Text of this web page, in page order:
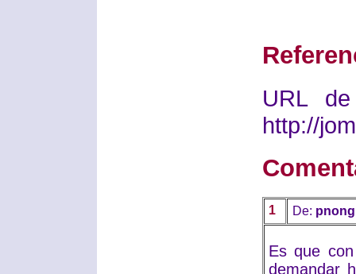
URL
http://
1 De:
Es que
demandar